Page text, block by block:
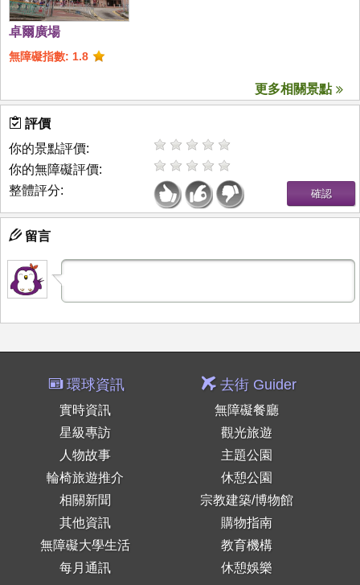
卓爾廣場
無障礙指數: 1.8
更多相關景點
評價
你的景點評價:
你的無障礙評價:
整體評分:
留言
環球資訊
實時資訊
星級專訪
人物故事
輪椅旅遊推介
相關新聞
其他資訊
無障礙大學生活
每月通訊
去街 Guider
無障礙餐廳
觀光旅遊
主題公園
休憩公園
宗教建築/博物館
購物指南
教育機構
休憩娛樂